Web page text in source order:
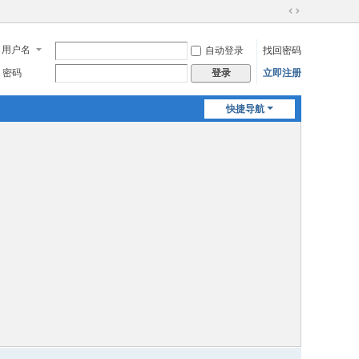
切
到
宽
用户名 自动登录
找回密码
密码
登录 立即注册
快捷导航